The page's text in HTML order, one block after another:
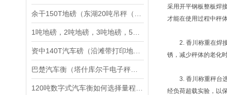
采用开平钢板整板焊
才能在使用过程中秤
2. 香川称重在焊接
锈，减少秤体的老化
3. 香川称重秤台选
经负荷超载实验，以